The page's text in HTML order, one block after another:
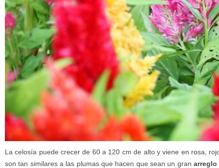
La celosía puede crecer de 60 a 120 cm de alto y viene en rosa,
son tan similares a las plumas que hacen que sean un gran arreglo